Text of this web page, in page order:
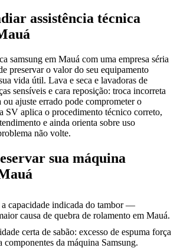
assistência técnica
samsung em Mauá com uma empresa séria
preservar o valor do seu equipamento
vida útil. Lava e seca e lavadoras de
sensíveis e cara reposição: troca incorreta
ou ajuste errado pode comprometer o
SV aplica o procedimento técnico correto,
e ainda orienta sobre uso
não volte.
sua máquina
a capacidade indicada do tambor —
causa de quebra de rolamento em Mauá.
certa de sabão: excesso de espuma força
componentes da máquina Samsung.